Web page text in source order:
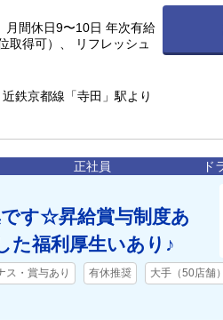
間休日9〜10日 年次有給
取得可）、 リフレッシュ
鉄京都線「寺田」駅より
正社員 ド
す☆昇給賞与制度あ
た福利厚生いあり♪
ス・賞与あり 有休推奨 大手（50店舗）